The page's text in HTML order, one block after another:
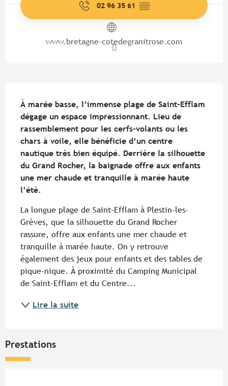
02 96 35 61 ▒▒
www.bretagne-cotedegranitrose.com
À marée basse, l’immense plage de Saint-Efflam
dégage un espace impressionnant. Lieu de
rassemblement pour les cerfs-volants ou les
chars à voile, elle bénéficie d’un centre
nautique très bien équipé. Derrière la silhouette
du Grand Rocher, la baignade offre aux enfants
une mer chaude et tranquille à marée haute
l’été.
La longue plage de Saint-Efflam à Plestin-les-
Grèves, que la silhouette du Grand Rocher
rassure, offre aux enfants une mer chaude et
tranquille à marée haute. On y retrouve
également des jeux pour enfants et des tables de
pique-nique. À proximité du Camping Municipal
de Saint-Efflam et du Centre...
Lire la suite
Prestations